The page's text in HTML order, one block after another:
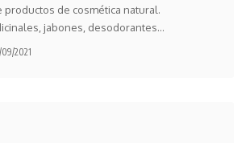
productos de cosmética natural.
jabones, desodorantes…
2021